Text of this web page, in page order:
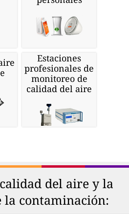
Estaciones
profesionales de
monitoreo de
calidad del aire
del aire y la
la contaminación: